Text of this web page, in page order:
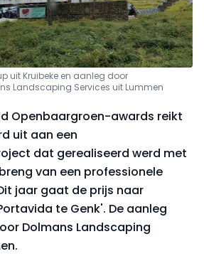
uit Kruibeke en aanleg door
Landscaping Services uit Lummen
Openbaargroen-awards reikt
uit aan een
dat gerealiseerd werd met
van een professionele
jaar gaat de prijs naar
te Genk'. De aanleg
Dolmans Landscaping